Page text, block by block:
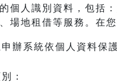
個人識別資料，包括
場地租借等服務。在
辦系統依個人資料保
：